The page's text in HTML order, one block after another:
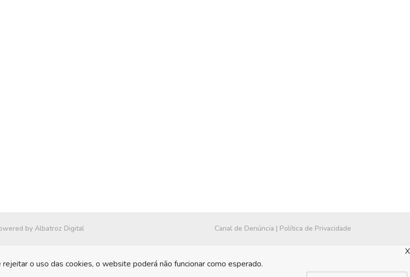
by Albatroz Digital Canal de Denúncia | Política de Privacidade
X
o uso das cookies, o website poderá não funcionar como esperado.